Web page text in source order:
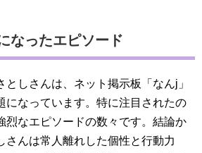
なったエピソード
としさんは、ネット掲示板「なんj」
になっています。特に注目されたの
烈なエピソードの数々です。結論か
さんは常人離れした個性と行動力